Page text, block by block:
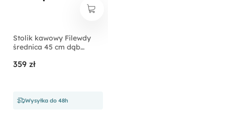
Stolik kawowy Filewdy
średnica 45 cm dąb
359 zł
Wysyłka do 48h